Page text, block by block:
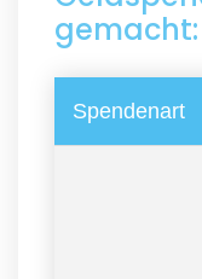
gemacht:
Spendenart